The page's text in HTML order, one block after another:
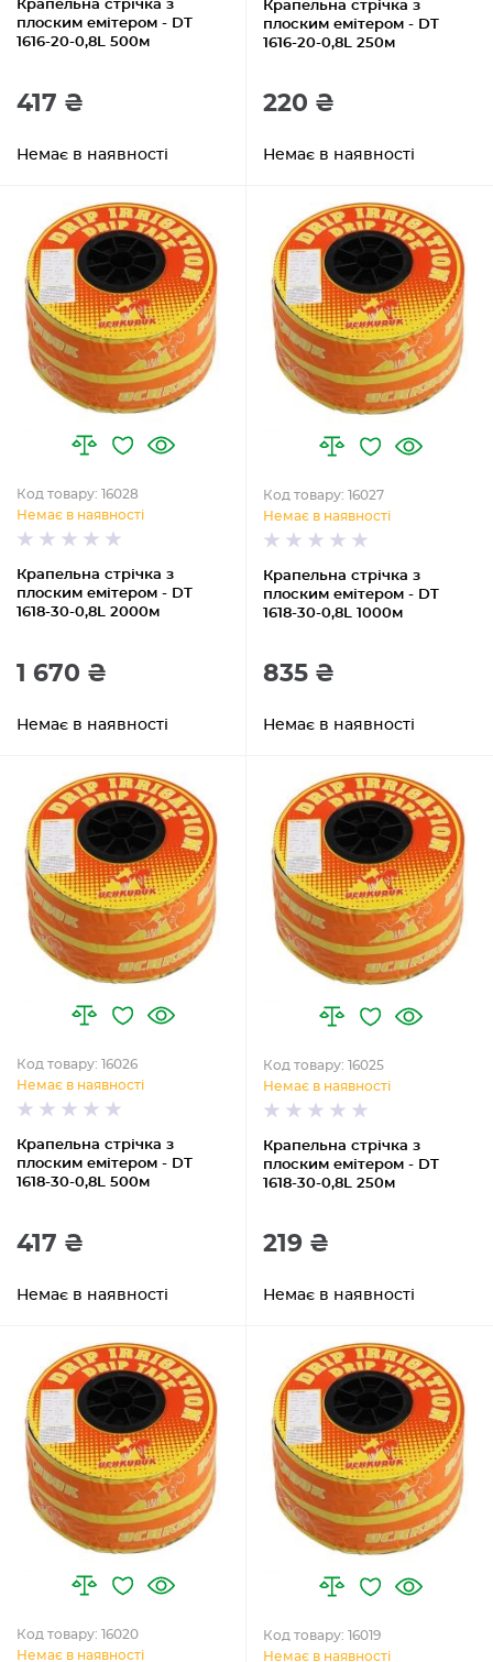
Крапельна стрічка з
плоским емітером - DT
1616-20-0,8L 500м
417 ₴
Немає в наявності
Крапельна стрічка з
плоским емітером - DT
1616-20-0,8L 250м
220 ₴
Немає в наявності
Крапельна стрічка з
плоским емітером - DT
1618-30-0,8L 2000м
Код товару: 16028
Немає в наявності
1 670 ₴
Немає в наявності
Крапельна стрічка з
плоским емітером - DT
1618-30-0,8L 1000м
Код товару: 16027
Немає в наявності
835 ₴
Немає в наявності
Крапельна стрічка з
плоским емітером - DT
1618-30-0,8L 500м
Код товару: 16026
Немає в наявності
417 ₴
Немає в наявності
Крапельна стрічка з
плоским емітером - DT
1618-30-0,8L 250м
Код товару: 16025
Немає в наявності
219 ₴
Немає в наявності
Код товару: 16020
Немає в наявності
Код товару: 16019
Немає в наявності